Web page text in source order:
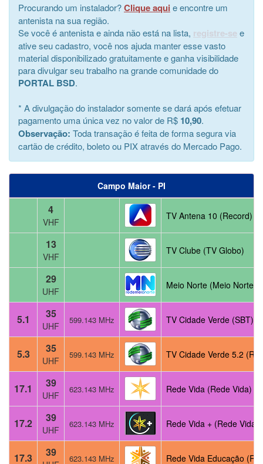
Procurando um instalador?Clique aqui e encontre um
antenista na sua região.
Se você é antenista e ainda não está na lista, registre-se e
ative seu cadastro, você nos ajuda manter esse vasto
material disponibilizado gratuitamente e ganha visibilidade
para divulgar seu trabalho na grande comunidade do
PORTAL BSD.
* A divulgação do instalador somente se dará após efetuar
pagamento uma única vez no valor de R$ 10,90.
Observação: Toda transação é feita de forma segura via
cartão de crédito, boleto ou PIX através do Mercado Pago.
Campo Maior - PI
4
VHF
TV Antena 10 (Record)
13
VHF
TV Clube (TV Globo)
29
UHF
Meio Norte (Meio Norte)
5.1 35
UHF
599.143 MHz TV Cidade Verde (SBT)
5.3 35
UHF
599.143 MHz TV Cidade Verde 5.2
17.1 39
UHF
623.143 MHz Rede Vida (Rede Vida)
17.2 39
UHF
623.143 MHz Rede Vida + (Rede Vida)
17.3 39 623.143 MHz Rede Vida Educação